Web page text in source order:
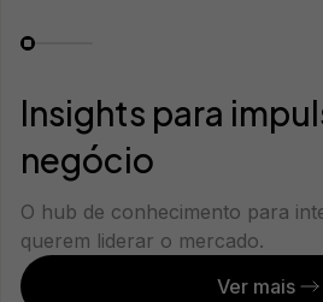
Insights para
negócio
O hub de conhecimento para
querem liderar o mercado.
Ver mais